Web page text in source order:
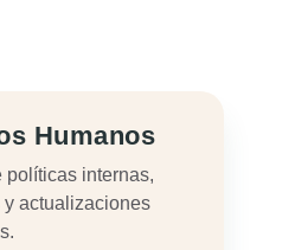
Humanos
políticas internas,
y actualizaciones